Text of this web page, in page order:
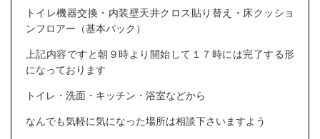
トイレ機器交換・内装壁天井クロス貼り替え・床クッショ
ンフロアー（基本パック）
上記内容ですと朝９時より開始して１７時には完了する形
になっております
トイレ・洗面・キッチン・浴室などから
なんでも気軽に気になった場所は相談下さいますよう